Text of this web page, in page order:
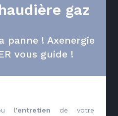
gaz
panne ! Axenergie
vous guide !
l'entretien de votre